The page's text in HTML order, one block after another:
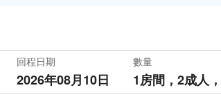
回程日期
2026年08月10日
數量
1房間， 2成人，